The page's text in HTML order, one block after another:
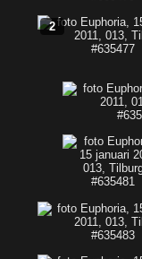
2